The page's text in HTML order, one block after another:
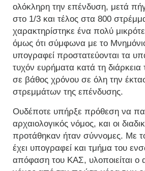
ολόκληρη την επένδυση, μετά
στο 1/3 και τέλος στα 800
χαρακτηρίστηκε ένα πολύ
όμως ότι σύμφωνα με το
υπογραφεί προστατεύονται τα
τυχόν ευρήματα κατά τη
σε βάθος χρόνου σε όλη την
στρεμμάτων της επένδυσης.
Ουδέποτε υπήρξε πρόθεση να
αρχαιολογικός νόμος, και οι
προτάθηκαν ήταν σύννομες. Με
έχει υπογραφεί και τμήμα του
απόφαση του ΚΑΣ, υλοποιείται ο